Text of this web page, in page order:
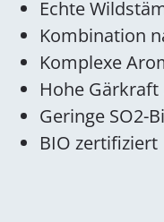
Echte
Kombination
Komplexe
Hohe
Geringe SO2-
BIO zertifiziert